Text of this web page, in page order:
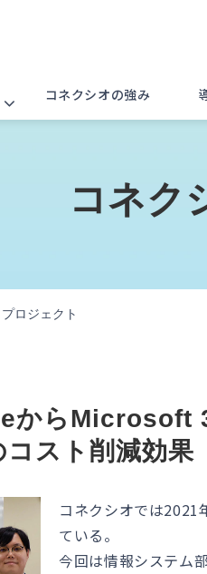
コネクシオの強み
コネク
ロジェクト
からMicrosoft
スト削減効果
コネクシオでは
ている。
今回は情報システム